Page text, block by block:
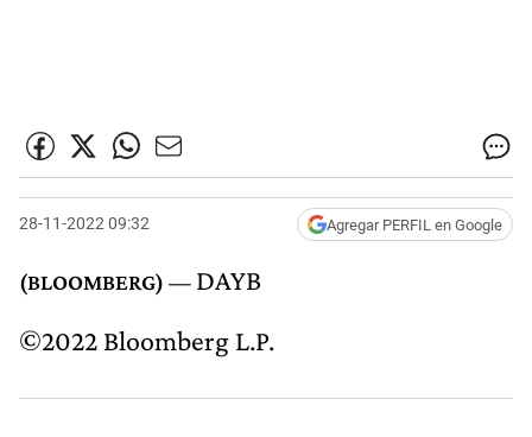
28-11-2022 09:32 Agregar PERFIL en Google
DAYB
©2022 Bloomberg L.P.